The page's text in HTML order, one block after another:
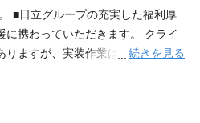
ある方 ・衛生管理者の資格をお持
ヘルスケア業界向けに、IT化構想
社を支えている私たち総務部をご
駆け込み寺 MISSION：経営陣お
：経営に必要な情報の収集と提
■日立グループの充実した福利厚
携わっていただきます。 クライ
ますが、実装作業は担当せず、
構想、IT企画立案 ・要件定義
ベンダー等）との折衝 ・ベンダ
続きを見る